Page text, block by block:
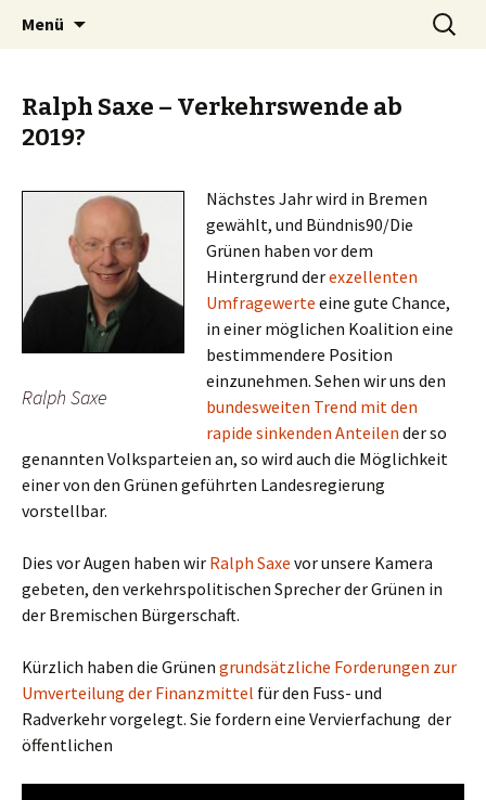
BREMENIZE
Menü
Suchen
nach:
Ralph Saxe – Verkehrswende ab
2019?
Ralph Saxe
Nächstes Jahr wird in Bremen
gewählt, und Bündnis90/Die
Grünen haben vor dem
Hintergrund derexzellenten
Umfragewerte eine gute Chance,
in einer möglichen Koalition eine
bestimmendere Position
einzunehmen. Sehen wir uns den
bundesweiten Trend mit den
rapide sinkenden Anteilen der so
genannten Volksparteien an, so wird auch die Möglichkeit
einer von den Grünen geführten Landesregierung
vorstellbar.
Dies vor Augen haben wir Ralph Saxe vor unsere Kamera
gebeten, den verkehrspolitischen Sprecher der Grünen in
der Bremischen Bürgerschaft.
Kürzlich haben die Grünen grundsätzliche Forderungen zur
Umverteilung der Finanzmittel für den Fuss- und
Radverkehr vorgelegt. Sie fordern eine Vervierfachung der
öffentlichen